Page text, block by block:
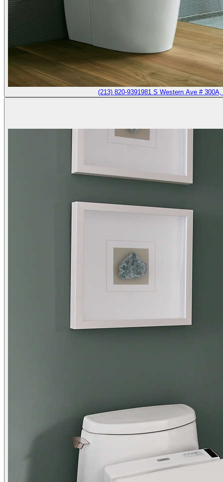
(213) 820-9391981 S Western Ave #